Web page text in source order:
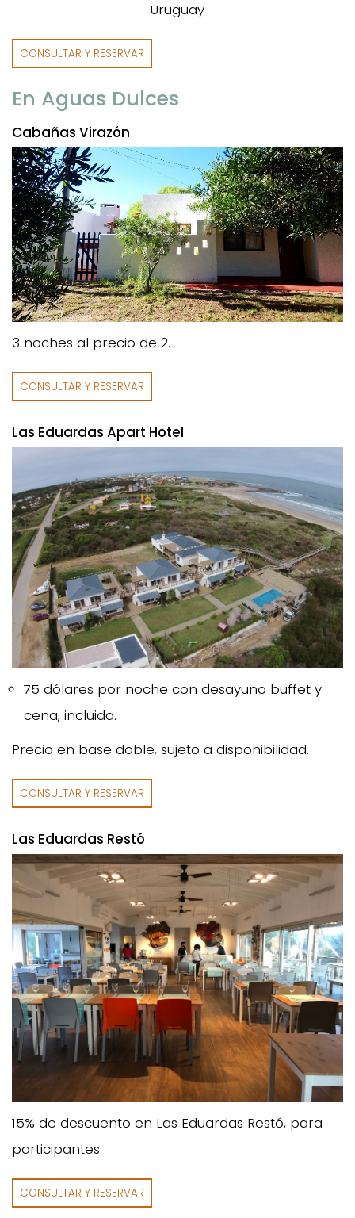
CONSULTAR Y RESERVAR
En Aguas Dulces
Cabañas Virazón
3 noches al precio de 2.
CONSULTAR Y RESERVAR
Las Eduardas Apart Hotel
75 dólares por noche con desayuno buffet y
cena, incluida.
Precio en base doble, sujeto a disponibilidad.
CONSULTAR Y RESERVAR
Las Eduardas Restó
15% de descuento en Las Eduardas Restó, para
participantes.
CONSULTAR Y RESERVAR